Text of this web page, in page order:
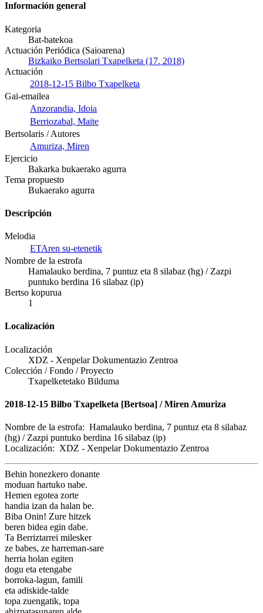
Información general
Kategoria
Bat-batekoa
Actuación Periódica (Saioarena)
Bizkaiko Bertsolari Txapelketa (17. 2018)
Actuación
2018-12-15 Bilbo Txapelketa
Gai-emailea
Anzorandia, Idoia
Berriozabal, Maite
Bertsolaris / Autores
Amuriza, Miren
Ejercicio
Bakarka bukaerako agurra
Tema propuesto
Bukaerako agurra
Descripción
Melodia
ETAren su-etenetik
Nombre de la estrofa
Hamalauko berdina, 7 puntuz eta 8 silabaz (hg) / Zazpi
puntuko berdina 16 silabaz (ip)
Bertso kopurua
1
Localización
Localización
XDZ - Xenpelar Dokumentazio Zentroa
Colección / Fondo / Proyecto
Txapelketetako Bilduma
2018-12-15 Bilbo Txapelketa [Bertsoa] / Miren Amuriza
Nombre de la estrofa: Hamalauko berdina, 7 puntuz eta 8 silabaz
(hg) / Zazpi puntuko berdina 16 silabaz (ip)
Localización: XDZ - Xenpelar Dokumentazio Zentroa
Behin honezkero donante
moduan hartuko nabe.
Hemen egotea zorte
handia izan da halan be.
Biba Onin! Zure hitzek
beren bidea egin dabe.
Ta Berriztarrei milesker
ze babes, ze harreman-sare
herria holan egiten
dogu eta etengabe
borroka-lagun, famili
eta adiskide-talde
topa zuengatik, topa